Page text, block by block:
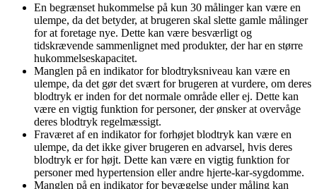
En begrænset hukommelse på kun 30 målinger kan være en
ulempe, da det betyder, at brugeren skal slette gamle målinger
for at foretage nye. Dette kan være besværligt og
tidskrævende sammenlignet med produkter, der har en større
hukommelseskapacitet.
Manglen på en indikator for blodtryksniveau kan være en
ulempe, da det gør det svært for brugeren at vurdere, om deres
blodtryk er inden for det normale område eller ej. Dette kan
være en vigtig funktion for personer, der ønsker at overvåge
deres blodtryk regelmæssigt.
Fraværet af en indikator for forhøjet blodtryk kan være en
ulempe, da det ikke giver brugeren en advarsel, hvis deres
blodtryk er for højt. Dette kan være en vigtig funktion for
personer med hypertension eller andre hjerte-kar-sygdomme.
Manglen på en indikator for bevægelse under måling kan